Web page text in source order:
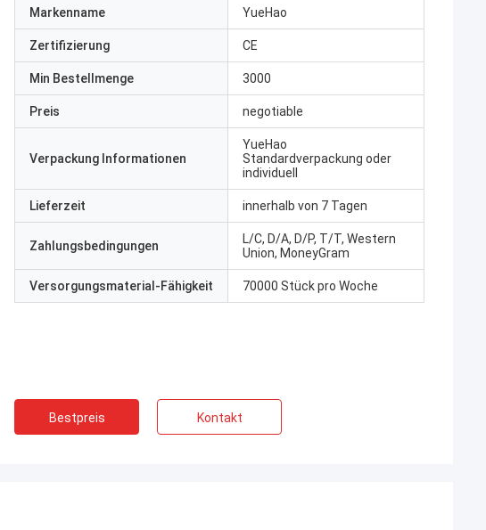
Markenname YueHao
Zertifizierung CE
Min Bestellmenge 3000
Preis negotiable
Verpackung Informationen
YueHao
Standardverpackung oder
individuell
Lieferzeit innerhalb von 7 Tagen
Zahlungsbedingungen
L/C, D/A, D/P, T/T, Western
Union, MoneyGram
Versorgungsmaterial-Fähigkeit 70000 Stück pro Woche
Bestpreis Kontakt